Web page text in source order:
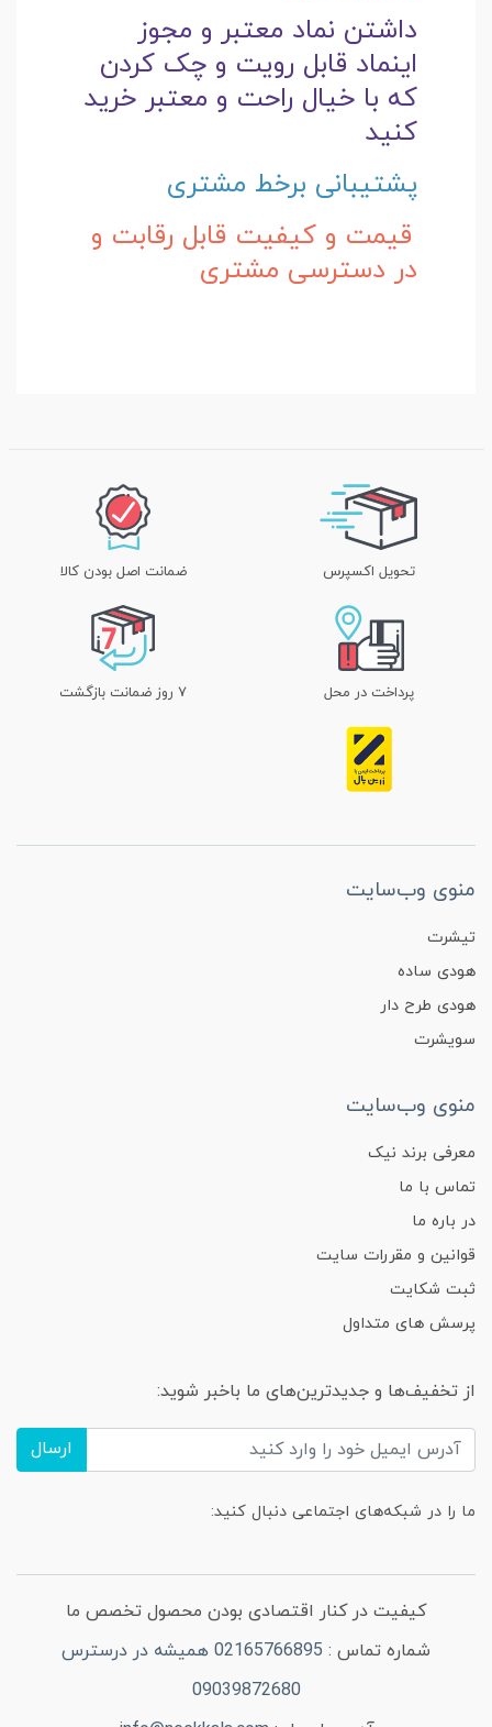
داشتن نماد معتبر و مجوز
اینماد قابل رویت و چک کردن
که با خیال راحت و معتبر خرید
کنید
پشتیبانی برخط مشتری
قیمت و کیفیت قابل رقابت و
در دسترسی مشتری
تحویل اکسپرس ضمانت اصل بودن کالا
پرداخت در محل ۷ روز ضمانت بازگشت
منوی وب‌سایت
تیشرت
هودی ساده
هودی طرح دار
سویشرت
منوی وب‌سایت
معرفی برند نیک
تماس با ما
در باره ما
قوانین و مقررات سایت
ثبت شکایت
پرسش های متداول
از تخفیف‌ها و جدیدترین‌های ما باخبر شوید:
ارسال
ما را در شبکه‌های اجتماعی دنبال کنید:
کیفیت در کنار اقتصادی بودن محصول تخصص ما
شماره تماس :
02165766895 همیشه در درسترس
09039872680